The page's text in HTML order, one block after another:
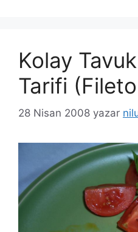
Kolay
Tarifi
28 Nisan 2008 yazar